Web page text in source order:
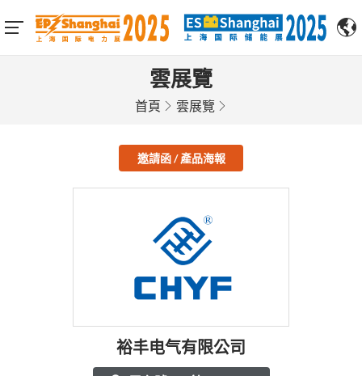
雲展覽
首頁 雲展覽
邀請函 / 產品海報
裕丰电气有限公司